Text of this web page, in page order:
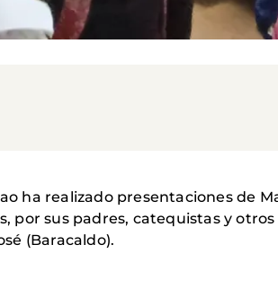
ha realizado presentaciones de
por sus padres, catequistas y
(Baracaldo).